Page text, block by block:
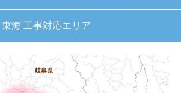
品】給湯器 【注文時期】2025
バイルから）
を選んだ理由は？】
に続いて2回目の利用です。価格が
東海 工事対応エリア